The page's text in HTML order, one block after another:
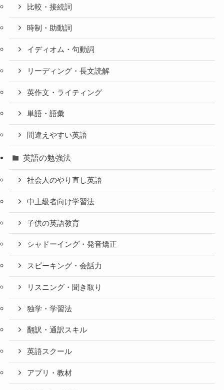
比較・接続詞
時制・助動詞
イディオム・句動詞
リーディング・長文読解
英作文・ライティング
単語・語彙
間違えやすい英語
英語の勉強法
社会人のやり直し英語
中上級者向け学習法
子供の英語教育
シャドーイング・発音矯正
スピーキング・会話力
リスニング・聞き取り
独学・学習法
翻訳・通訳スキル
英語スクール
アプリ・教材